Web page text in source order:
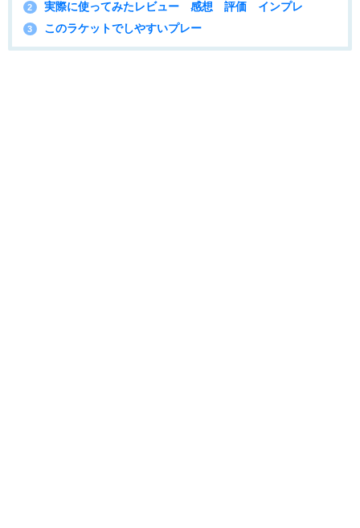
2 実際に使ってみたレビュー 感想 評価 インプレ
3 このラケットでしやすいプレー